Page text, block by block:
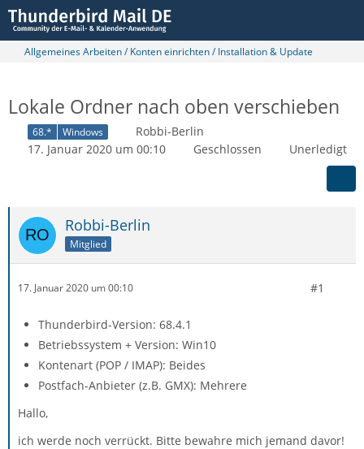
Allgemeines Arbeiten / Konten einrichten / Installation & Update
Lokale Ordner nach oben verschieben
68.* Windows
Robbi-Berlin
17. Januar 2020 um 00:10
Geschlossen Unerledigt
Robbi-Berlin
Mitglied
17. Januar 2020 um 00:10 #1
Thunderbird-Version: 68.4.1
Betriebssystem + Version: Win10
Kontenart (POP / IMAP): Beides
Postfach-Anbieter (z.B. GMX): Mehrere
Hallo,
ich werde noch verrückt. Bitte bewahre mich jemand davor!